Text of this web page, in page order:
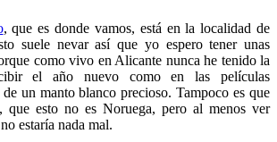
, que es donde vamos, está en la localidad de
suele nevar así que yo espero tener unas
como vivo en Alicante nunca he tenido la
el año nuevo como en las películas
de un manto blanco precioso. Tampoco es que
que esto no es Noruega, pero al menos ver
estaría nada mal.